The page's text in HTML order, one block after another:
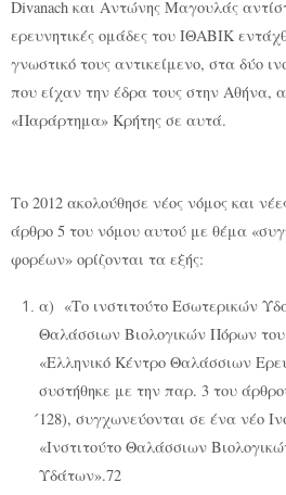
Divanach και Αντώνης Μαγουλάς
ερευνητικές ομάδες του ΙΘΑΒΙΚ
γνωστικό τους αντικείμενο, στα δύο
που είχαν την έδρα τους στην Αθήνα,
«Παράρτημα» Κρήτης σε αυτά.
Το 2012 ακολούθησε νέος νόμος και
άρθρο 5 του νόμου αυτού με θέμα
φορέων» ορίζονται τα εξής:
α) «Το ινστιτούτο Εσωτερικών
Θαλάσσιων Βιολογικών Πόρων
«Ελληνικό Κέντρο Θαλάσσιων
συστήθηκε με την παρ. 3 του
́128), συγχωνεύονται σε ένα νέο
«Ινστιτούτο Θαλάσσιων
Υδάτων».72